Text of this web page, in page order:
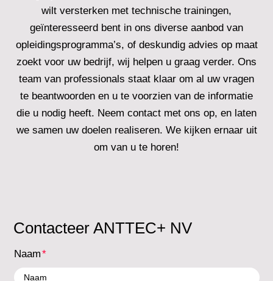
wilt versterken met technische trainingen,
geïnteresseerd bent in ons diverse aanbod van
opleidingsprogramma’s, of deskundig advies op maat
zoekt voor uw bedrijf, wij helpen u graag verder. Ons
team van professionals staat klaar om al uw vragen
te beantwoorden en u te voorzien van de informatie
die u nodig heeft. Neem contact met ons op, en laten
we samen uw doelen realiseren. We kijken ernaar uit
om van u te horen!
Contacteer ANTTEC+ NV
Naam